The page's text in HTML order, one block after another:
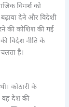
विमर्श को
देने और विदेशी
की कोशिश की गई
विदेश नीति के
है।
कोठारी के
वह देश की